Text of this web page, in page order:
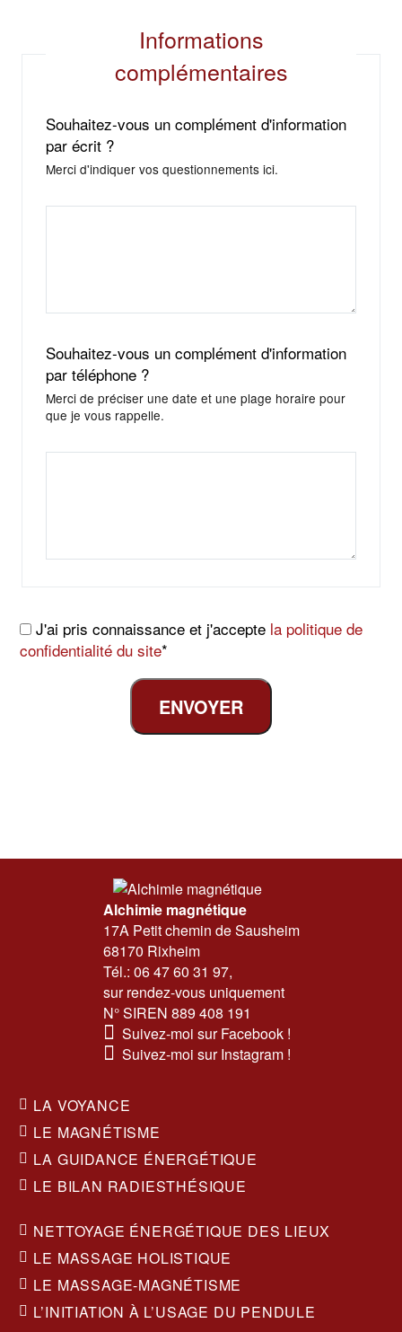
Informations
complémentaires
Souhaitez-vous un complément d'information
par écrit ?
Merci d'indiquer vos questionnements ici.
Souhaitez-vous un complément d'information
par téléphone ?
Merci de préciser une date et une plage horaire pour
que je vous rappelle.
J'ai pris connaissance et j'accepte la politique de
confidentialité du site*
Alchimie magnétique
17A Petit chemin de Sausheim
68170 Rixheim
Tél.: 06 47 60 31 97,
sur rendez-vous uniquement
N° SIREN 889 408 191
Suivez-moi sur Facebook !
Suivez-moi sur Instagram !
LA VOYANCE
LE MAGNÉTISME
LA GUIDANCE ÉNERGÉTIQUE
LE BILAN RADIESTHÉSIQUE
NETTOYAGE ÉNERGÉTIQUE DES LIEUX
LE MASSAGE HOLISTIQUE
LE MASSAGE-MAGNÉTISME
L’INITIATION À L’USAGE DU PENDULE